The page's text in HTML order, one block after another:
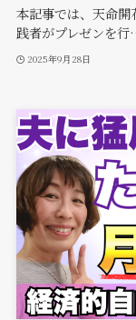
本記事では、天命開
践者がプレゼンを
2025年9月28日